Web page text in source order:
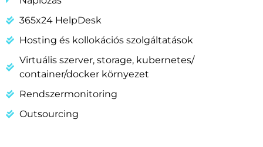
365x24 HelpDesk
Hosting és kollokációs szolgáltatások
Virtuális szerver, storage, kubernetes/
container/docker környezet
Rendszermonitoring
Outsourcing